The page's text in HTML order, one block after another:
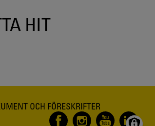
HIT
OCH FÖRESKRIFTER